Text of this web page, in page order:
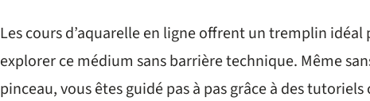
Les cours d’aquarelle en ligne offrent un tremplin
explorer ce médium sans barrière technique. Même
pinceau, vous êtes guidé pas à pas grâce à des